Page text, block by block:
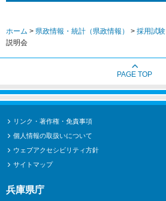
ホーム > 県政情報・統計（県政情報） > 採用試験
説明会
PAGE TOP
リンク・著作権・免責事項
個人情報の取扱いについて
ウェブアクセシビリティ方針
サイトマップ
兵庫県庁